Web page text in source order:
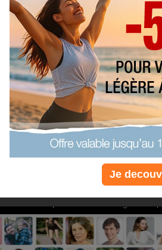
meilleures solutions pour
PLUS
EFFICACE
PLUS
SANTÉ
Non, je préfère le
Je